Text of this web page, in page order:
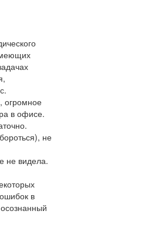
огромное
в офисе.
не
не видела.
в